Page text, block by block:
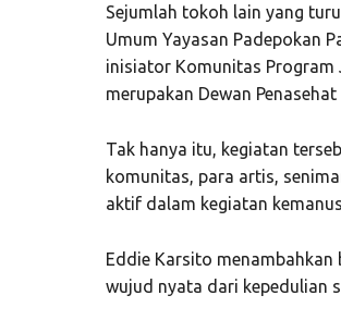
Sejumlah tokoh lain yang
Umum Yayasan Padepokan
inisiator Komunitas Program
merupakan Dewan
Tak hanya itu, kegiatan
komunitas, para artis,
aktif dalam kegiatan
Eddie Karsito
wujud nyata dari kepedulian